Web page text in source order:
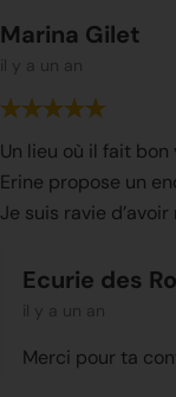
Marina Gilet
il y a un an
Un lieu où il fait
Erine propose un
Je suis ravie
Ecurie des
il y a un an
Merci pour ta